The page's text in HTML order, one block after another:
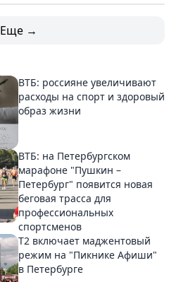
Еще →
ВТБ: россияне увеличивают
расходы на спорт и здоровый
образ жизни
ВТБ: на Петербургском
марафоне "Пушкин –
Петербург" появится новая
беговая трасса для
профессиональных
спортсменов
Т2 включает маджентовый
режим на "Пикнике Афиши"
в Петербурге